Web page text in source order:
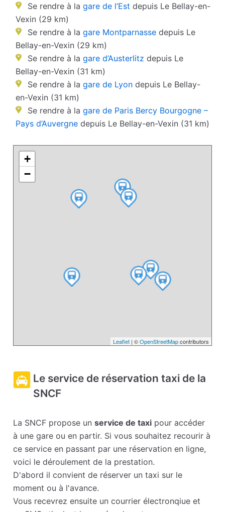
Se rendre à la gare de l’Est depuis Le Bellay-en-
Vexin (29 km)
Se rendre à la gare Montparnasse depuis Le
Bellay-en-Vexin (29 km)
Se rendre à la gare d’Austerlitz depuis Le
Bellay-en-Vexin (31 km)
Se rendre à la gare de Lyon depuis Le Bellay-
en-Vexin (31 km)
Se rendre à la gare de Paris Bercy Bourgogne –
Pays d’Auvergne depuis Le Bellay-en-Vexin (31 km)
+
−
Leaflet| ©OpenStreetMapcontributors
Le service de réservation taxi de la
SNCF
La SNCF propose unservice de taxi pour accéder
à une gare ou en partir. Si vous souhaitez recourir à
ce service en passant par une réservation en ligne,
voici le déroulement de la prestation.
D'abord il convient de réserver un taxi sur le
moment ou à l'avance.
Vous recevrez ensuite un courrier électronqiue et